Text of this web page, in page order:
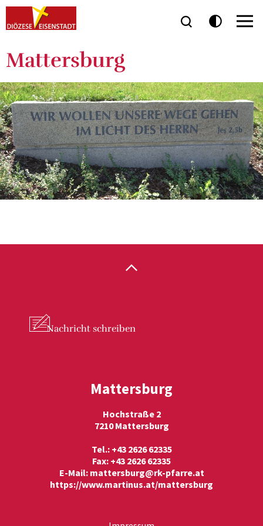
Mattersburg
Nachricht schreiben
Mattersburg
Hochstraße 2
7210 Mattersburg
Tel.: +43 2626 62335
Fax: +43 2626 62335
E-Mail: mattersburg@rk-pfarre.at
https://www.martinus.at/mattersburg